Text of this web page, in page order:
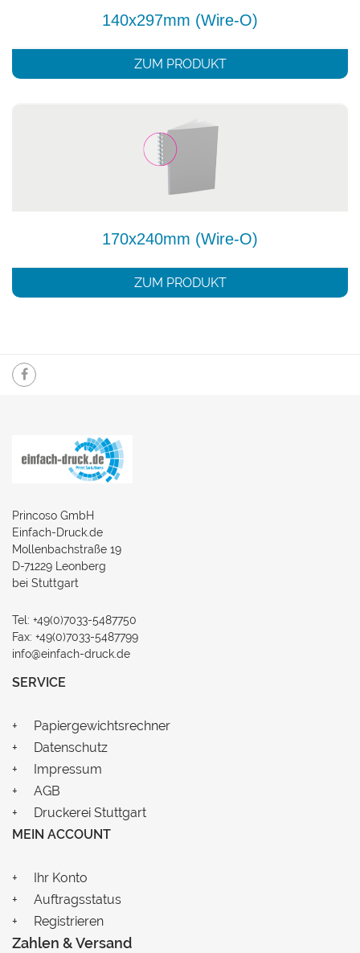
140x297mm (Wire-O)
ZUM PRODUKT
170x240mm (Wire-O)
ZUM PRODUKT
Princoso GmbH
Einfach-Druck.de
Mollenbachstraße 19
D-71229 Leonberg
bei Stuttgart
Tel: +49(0)7033-5487750
Fax: +49(0)7033-5487799
info@einfach-druck.de
SERVICE
Papiergewichtsrechner
Datenschutz
Impressum
AGB
Druckerei Stuttgart
MEIN ACCOUNT
Ihr Konto
Auftragsstatus
Registrieren
Zahlen & Versand